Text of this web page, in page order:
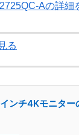
Aの詳細
る
ンチ4Kモニター